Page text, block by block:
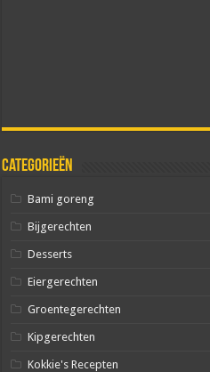
Categorieën
Bami goreng
Bijgerechten
Desserts
Eiergerechten
Groentegerechten
Kipgerechten
Kokkie's Recepten